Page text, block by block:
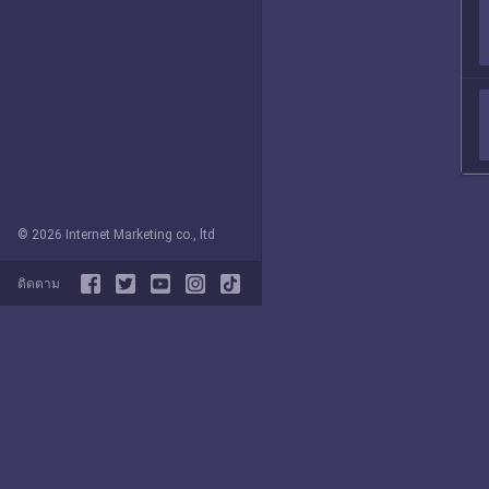
© 2026 Internet Marketing co., ltd
ติดตาม